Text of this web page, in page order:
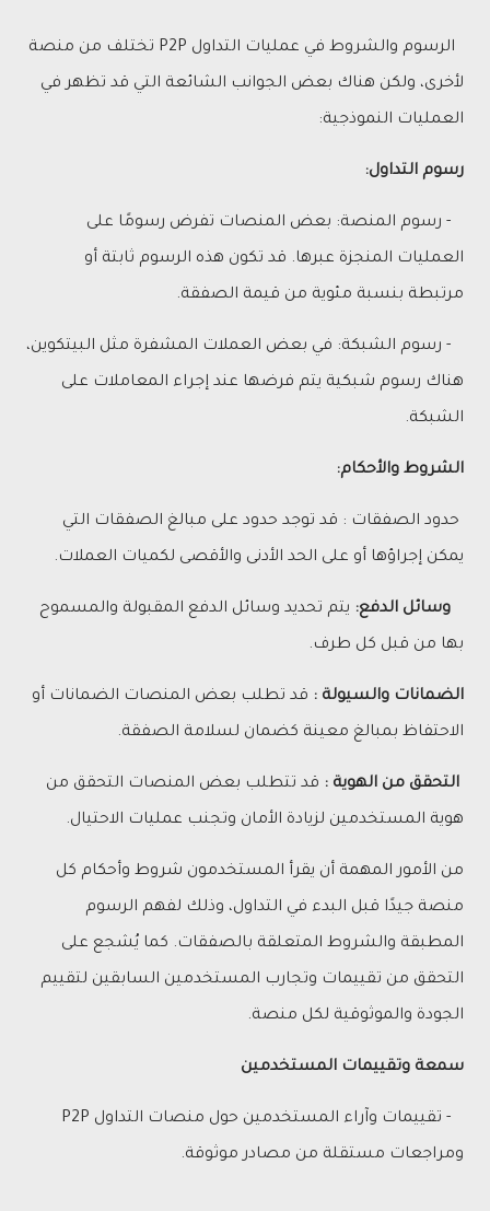
الرسوم والشروط في عمليات التداول P2P تختلف من منصة
لأخرى، ولكن هناك بعض الجوانب الشائعة التي قد تظهر في
العمليات النموذجية:
رسوم التداول:
- رسوم المنصة: بعض المنصات تفرض رسومًا على
العمليات المنجزة عبرها. قد تكون هذه الرسوم ثابتة أو
مرتبطة بنسبة مئوية من قيمة الصفقة.
- رسوم الشبكة: في بعض العملات المشفرة مثل البيتكوين،
هناك رسوم شبكية يتم فرضها عند إجراء المعاملات على
الشبكة.
الشروط والأحكام:
حدود الصفقات : قد توجد حدود على مبالغ الصفقات التي
يمكن إجراؤها أو على الحد الأدنى والأقصى لكميات العملات.
وسائل الدفع: يتم تحديد وسائل الدفع المقبولة والمسموح
بها من قبل كل طرف.
الضمانات والسيولة : قد تطلب بعض المنصات الضمانات أو
الاحتفاظ بمبالغ معينة كضمان لسلامة الصفقة.
التحقق من الهوية : قد تتطلب بعض المنصات التحقق من
هوية المستخدمين لزيادة الأمان وتجنب عمليات الاحتيال.
من الأمور المهمة أن يقرأ المستخدمون شروط وأحكام كل
منصة جيدًا قبل البدء في التداول، وذلك لفهم الرسوم
المطبقة والشروط المتعلقة بالصفقات. كما يُشجع على
التحقق من تقييمات وتجارب المستخدمين السابقين لتقييم
الجودة والموثوقية لكل منصة.
سمعة وتقييمات المستخدمين
- تقييمات وآراء المستخدمين حول منصات التداول P2P
ومراجعات مستقلة من مصادر موثوقة.